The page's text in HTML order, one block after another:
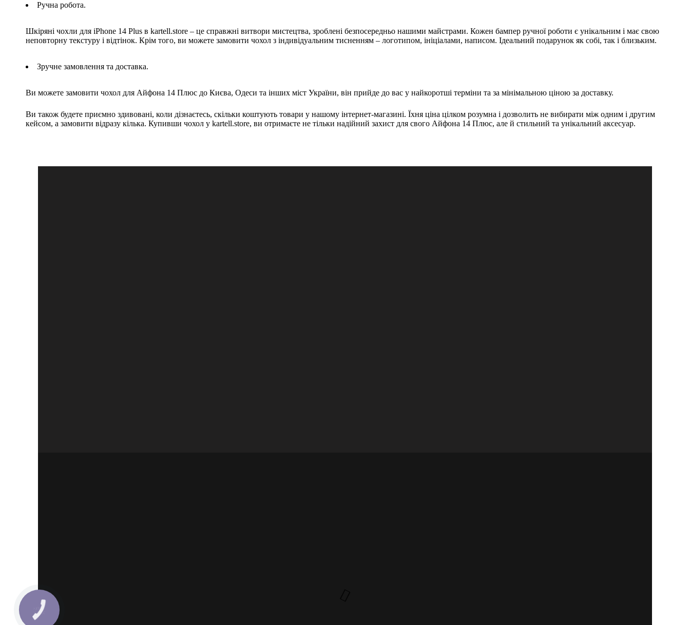
Ручна робота.
Шкіряні чохли для iPhone 14 Plus в kartell.store – це справжні витвори мистецтва, зроблені безпосередньо нашими майстрами. Кожен бампер ручної роботи є унікальним і має свою
неповторну текстуру і відтінок. Крім того, ви можете замовити чохол з індивідуальним тисненням – логотипом, ініціалами, написом. Ідеальний подарунок як собі, так і близьким.
Зручне замовлення та доставка.
Ви можете замовити чохол для Айфона 14 Плюс до Києва, Одеси та інших міст України, він прийде до вас у найкоротші терміни та за мінімальною ціною за доставку.
Ви також будете приємно здивовані, коли дізнаєтесь, скільки коштують товари у нашому інтернет-магазині. Їхня ціна цілком розумна і дозволить не вибирати між одним і другим
кейсом, а замовити відразу кілька. Купивши чохол у kartell.store, ви отримаєте не тільки надійний захист для свого Айфона 14 Плюс, але й стильний та унікальний аксесуар.
КНОПКА
ЗВ'ЯЗКУ